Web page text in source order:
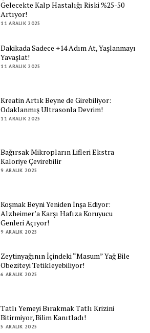
Gelecekte Kalp Hastalığı Riski %25-50
Artıyor!
11 ARALIK 2025
Dakikada Sadece +14 Adım At, Yaşlanmayı
Yavaşlat!
11 ARALIK 2025
Kreatin Artık Beyne de Girebiliyor:
Odaklanmış Ultrasonla Devrim!
11 ARALIK 2025
Bağırsak Mikropların Lifleri Ekstra
Kaloriye Çevirebilir
9 ARALIK 2025
Koşmak Beyni Yeniden İnşa Ediyor:
Alzheimer’a Karşı Hafıza Koruyucu
Genleri Açıyor!
9 ARALIK 2025
Zeytinyağının İçindeki “Masum” Yağ Bile
Obeziteyi Tetikleyebiliyor!
6 ARALIK 2025
Tatlı Yemeyi Bırakmak Tatlı Krizini
Bitirmiyor, Bilim Kanıtladı!
5 ARALIK 2025